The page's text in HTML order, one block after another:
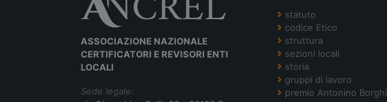
ASSOCIAZIONE NAZIONALE
CERTIFICATORI E REVISORI ENTI
LOCALI
Sede legale:
statuto
codice Etico
struttura
sezioni locali
storia
gruppi di lavoro
premio Antonino Borghi